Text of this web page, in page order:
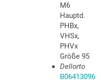
M6
Hauptd.
PHBx,
VHSx,
PHVx
Größe 95
Dellorto
B06413096